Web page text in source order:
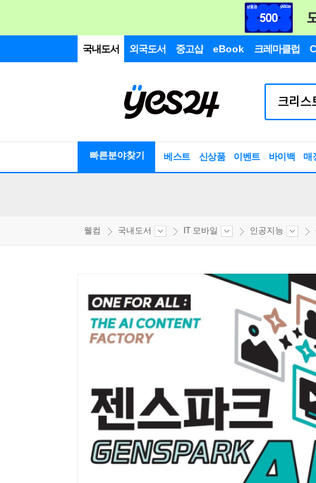
국내도서 외국도서 중고샵 eBook 크레마클럽
빠른분야찾기 베스트 신상품 이벤트 바이백 매
웰컴 국내도서 IT 모바일 인공지능